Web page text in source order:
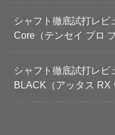
シャフト徹底試打レビ
Core（テンセイ プロ
シャフト徹底試打レビ
BLACK（アッタス RX